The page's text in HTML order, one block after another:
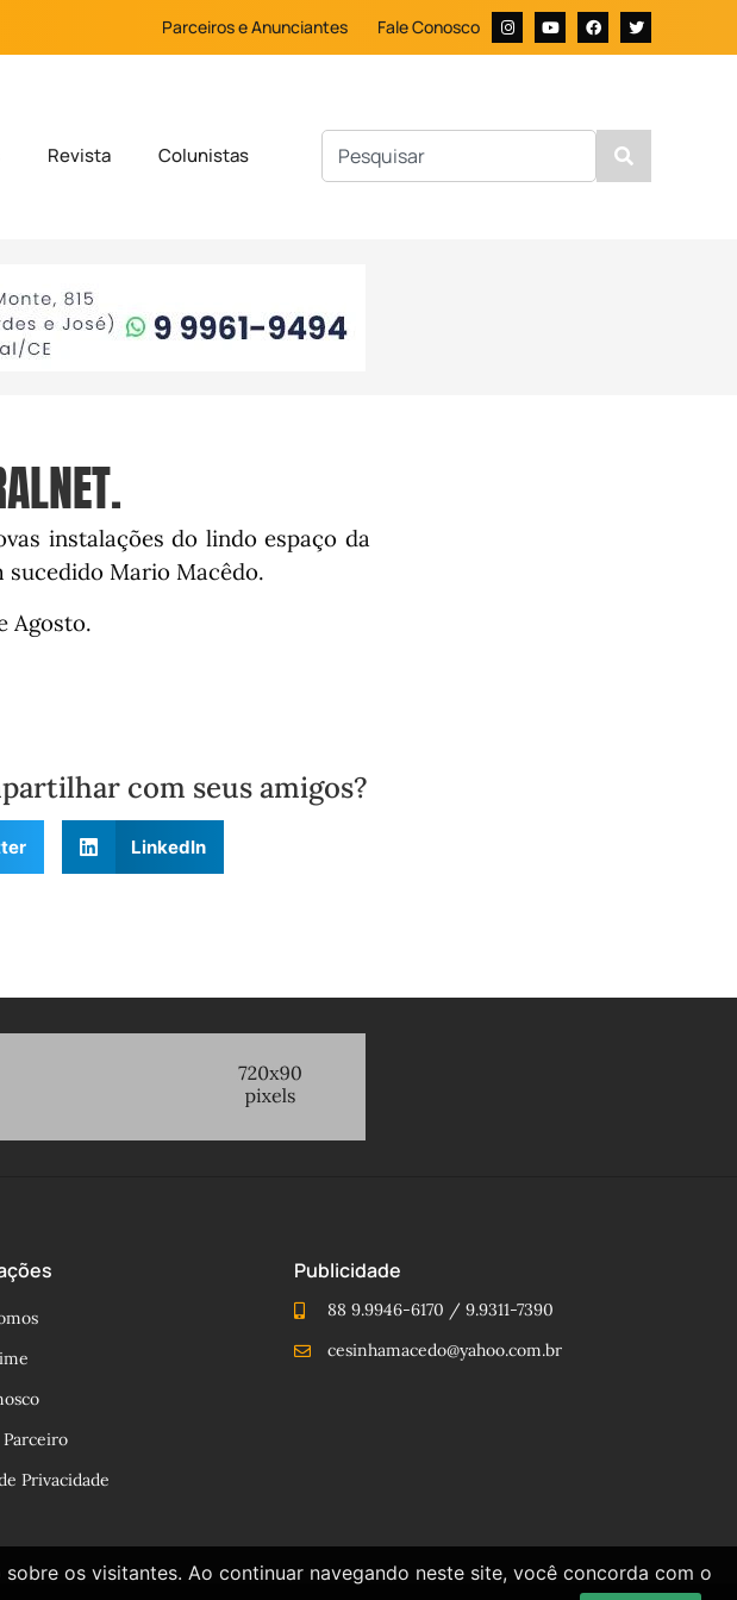
Parceiros e Anunciantes Fale Conosco
Revista Colunistas
instalações do lindo espaço da
sucedido Mario Macêdo.
Agosto.
com seus amigos?
LinkedIn
Privacidade
Publicidade
88 9.9946-6170 / 9.9311-7390
cesinhamacedo@yahoo.com.br
os visitantes. Ao continuar navegando neste site, você concorda com o